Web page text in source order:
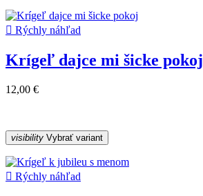
 Rýchly náhľad
Krígeľ dajce mi šicke pokoj
12,00 €
visibility Vybrať variant
 Rýchly náhľad